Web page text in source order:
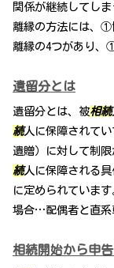
関係が継続してし
離縁の方法には、
離縁の4つがあり
遺留分とは
遺留分とは、被相続
続人に保障されて
遺贈）に対して制
続人に保障される
に定められていま
場合…配偶者と直
相続開始から申